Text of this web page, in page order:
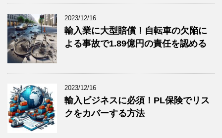
2023/12/16
輸入業に大型賠償！自転車の欠陥に
よる事故で1.89億円の責任を認める
2023/12/16
輸入ビジネスに必須！PL保険でリス
クをカバーする方法